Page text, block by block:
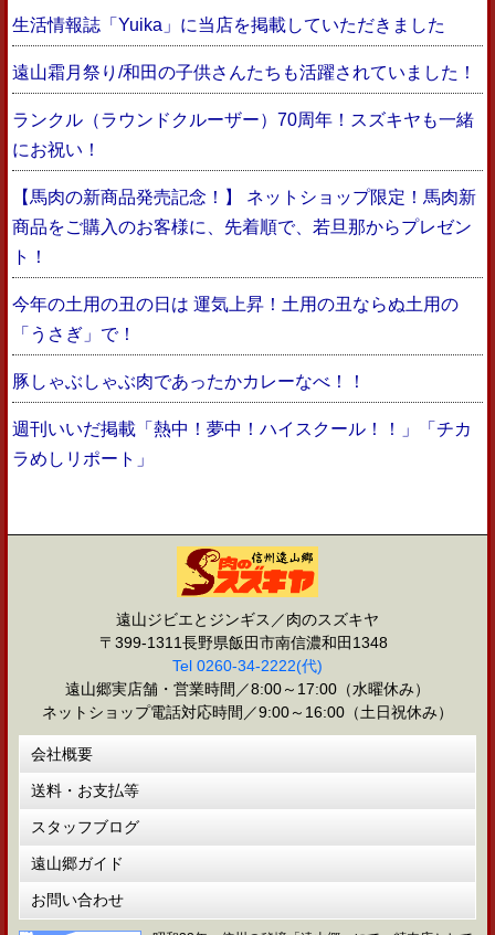
生活情報誌「Yuika」に当店を掲載していただきました
遠山霜月祭り/和田の子供さんたちも活躍されていました！
ランクル（ラウンドクルーザー）70周年！スズキヤも一緒
にお祝い！
【馬肉の新商品発売記念！】 ネットショップ限定！馬肉新
商品をご購入のお客様に、先着順で、若旦那からプレゼン
ト！
今年の土用の丑の日は 運気上昇！土用の丑ならぬ土用の
「うさぎ」で！
豚しゃぶしゃぶ肉であったかカレーなべ！！
週刊いいだ掲載「熱中！夢中！ハイスクール！！」「チカ
ラめしリポート」
遠山ジビエとジンギス／肉のスズキヤ
〒399-1311長野県飯田市南信濃和田1348
Tel 0260-34-2222(代)
遠山郷実店舗・営業時間／8:00～17:00（水曜休み）
ネットショップ電話対応時間／9:00～16:00（土日祝休み）
会社概要
送料・お支払等
スタッフブログ
遠山郷ガイド
お問い合わせ